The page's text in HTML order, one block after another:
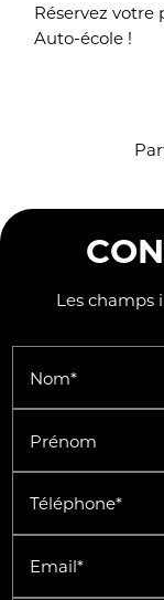
Réservez votre
Auto-école !
Les champs
Nom*
Prénom
Téléphone*
Email*